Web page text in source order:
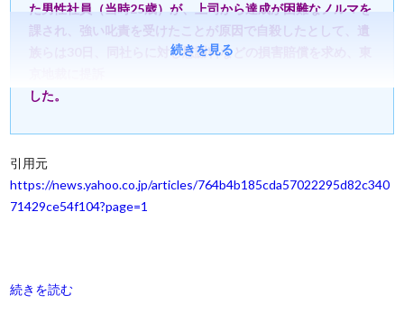
た男性社員（当時25歳）が、上司から達成が困難なノルマを
課され、強い叱責を受けたことが原因で自殺したとして、遺
族らは30日、同社らに対し慰謝料などの損害賠償を求め、東
した。
引用元
https://news.yahoo.co.jp/articles/764b4b185cda57022295d82c340
71429ce54f104?page=1
続きを読む
続きを見る